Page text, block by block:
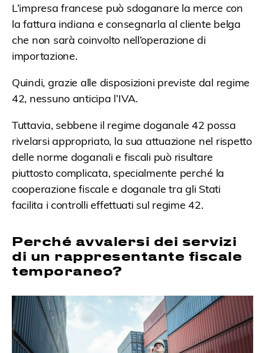
L’impresa francese può sdoganare la merce con
la fattura indiana e consegnarla al cliente belga
che non sarà coinvolto nell’operazione di
importazione.
Quindi, grazie alle disposizioni previste dal regime
42, nessuno anticipa l’IVA.
Tuttavia, sebbene il regime doganale 42 possa
rivelarsi appropriato, la sua attuazione nel rispetto
delle norme doganali e fiscali può risultare
piuttosto complicata, specialmente perché la
cooperazione fiscale e doganale tra gli Stati
facilita i controlli effettuati sul regime 42.
Perché avvalersi dei servizi
di un rappresentante fiscale
temporaneo?